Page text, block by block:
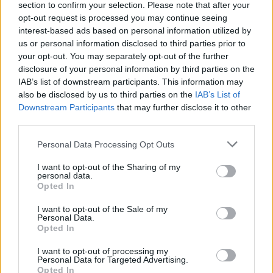
section to confirm your selection. Please note that after your
opt-out request is processed you may continue seeing
interest-based ads based on personal information utilized by
us or personal information disclosed to third parties prior to
your opt-out. You may separately opt-out of the further
disclosure of your personal information by third parties on the
IAB’s list of downstream participants. This information may
also be disclosed by us to third parties on the IAB’s List of
Downstream Participants that may further disclose it to other
Personal Data Processing Opt Outs
I want to opt-out of the Sharing of my
personal data.
Opted In
I want to opt-out of the Sale of my
Personal Data.
Opted In
I want to opt-out of processing my
Personal Data for Targeted Advertising.
Opted In
Dwa powyższe przykłady to jedne z wielu
potwierdzają, że jeśli popełnimy przestępstwo,
zawsze spotka nas za nie kara, choć nie zawsze
będzie miała formę, jakiej się spodziewamy.
wymiarem sprawiedliwości, ukarze go siła
wyższa, która czuwa nad gatunkiem ludzki, jak
miało to miejsce w Balladynie.